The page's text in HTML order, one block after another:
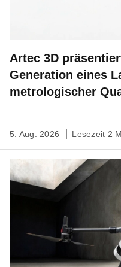
Artec 3D
Generation eines
metrologischer
5. Aug. 2026 Lesezeit 2